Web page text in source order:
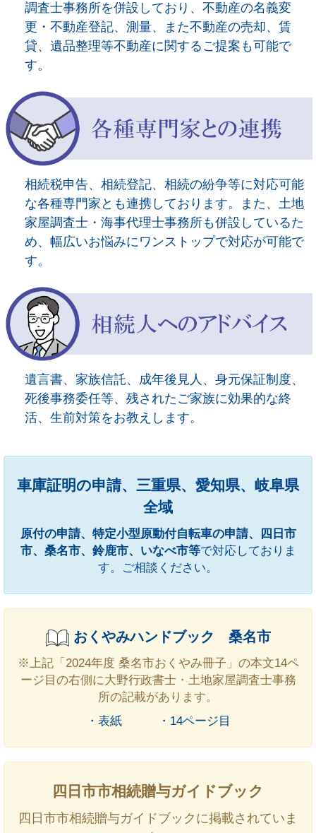
調査士事務所を併設しており、不動産の名義変
更・不動産登記、測量、また不動産の売却、賃
貸、遺品整理等不動産に関するご提案も可能で
す。
相続税申告、相続登記、相続の紛争等に対応可能
な各種専門家とも連携しております。また、土地
家屋調査士・海事代理士事務所も併設しているた
め、幅広いお悩みにワンストップで対応が可能で
す。
遺言書、家族信託、成年後見人、身元保証制度、
死後事務委任等、残されたご家族に効果的な終
活、生前対策をお教えします。
車庫証明の申請、三重県、愛知県、岐阜県
全域
原付の申請、特定小型原動付自転車の申請、四日市
市、桑名市、鈴鹿市、いなべ市等で対応しておりま
す。ご相談ください。
おくやみハンドブック 桑名市
※上記「2024年度 桑名市おくやみ冊子」の本文14ペ
ージ目の右側に大野行政書士・土地家屋調査士事務
所の記載があります。
・表紙
・14ページ目
四日市市相続贈与ガイドブック
四日市市相続贈与ガイドブックに掲載されていま